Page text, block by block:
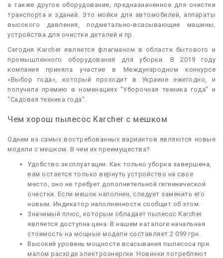
а также другое оборудование, предназначенное для очистки
транспорта и зданий. Это мойки для автомобилей, аппараты
высокого давления, подметально-всасывающие машины,
устройства для очистки деталей и пр.
Сегодня Karcher является флагманом в области бытового и
промышленного оборудования для уборки. В 2019 году
компания приняла участие в Международном конкурсе
«Выбор года», который проходит в Украине ежегодно, и
получила премию в номинациях "Уборочная техника года" и
"Садовая техника года".
Чем хорош пылесос Karcher с мешком
Одним из самых востребованных вариантов являются новые
модели с мешком. В чем их преимущества?
Удобство эксплуатации. Как только уборка завершена,
вам остается только вернуть устройство на свое
место, оно не требует дополнительной гигиенической
очистки. Если мешок наполнен, следует заменить его
новым. Индикатор наполненности сообщит об этом.
Значимый плюс, которым обладает пылесос Karcher
является доступна цена. В нашем каталоге начальная
стоимость на мощные модели составляет 2 099 грн.
Высокий уровень мощности всасывания пылесоса при
малом расходе электроэнергии. Новинки потребляют